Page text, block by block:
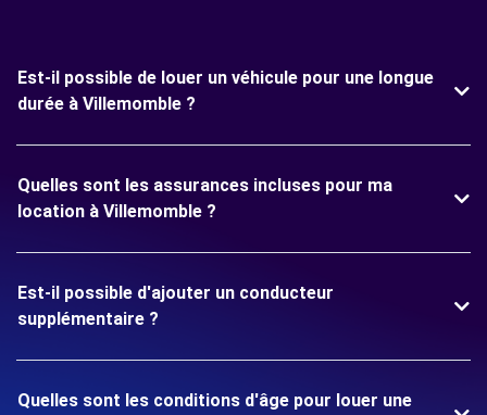
Est-il possible de louer un véhicule pour une longue
durée à Villemomble ?
Quelles sont les assurances incluses pour ma
location à Villemomble ?
Est-il possible d'ajouter un conducteur
supplémentaire ?
Quelles sont les conditions d'âge pour louer une